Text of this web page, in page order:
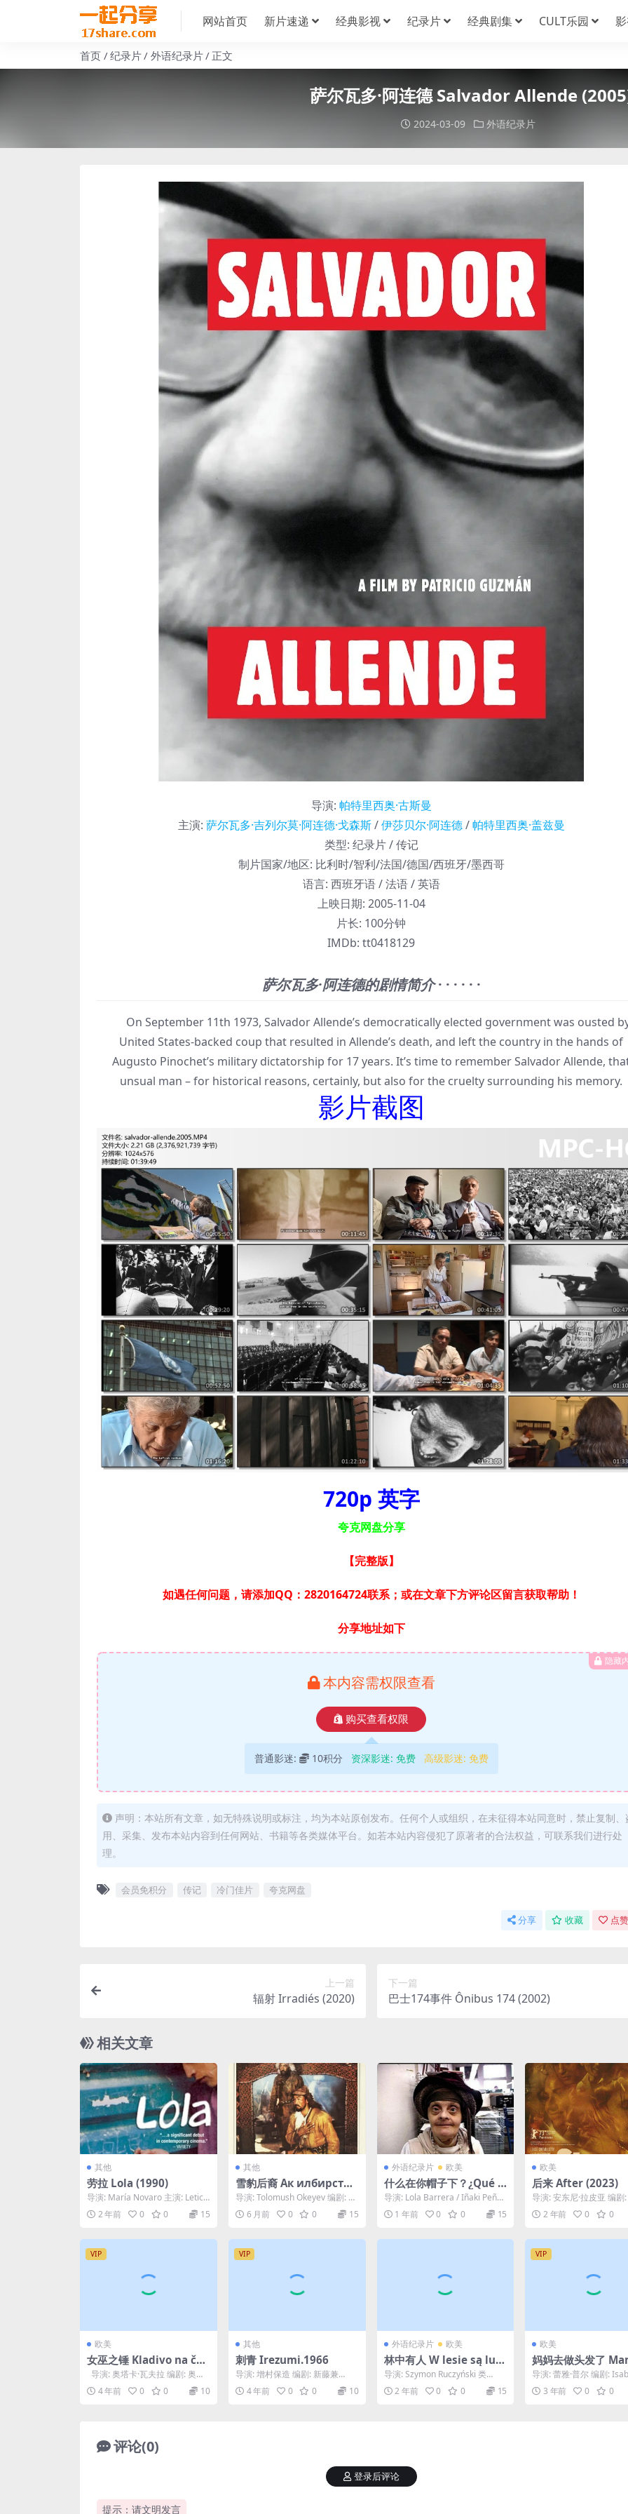
网站首页 新片速递 经典影视 纪录片 经典剧集 CULT乐园
首页 纪录片 外语纪录片 正文
萨尔瓦多·阿连德 Salvador Allende
2024-03-09 外语纪录片
导演: 帕特里西奥·古斯曼
主演: 萨尔瓦多·吉列尔莫·阿连德·戈森斯/伊莎贝尔·阿连德/帕特里西奥·盖兹曼
类型: 纪录片 / 传记
制片国家/地区: 比利时/智利/法国/德国/西班牙/墨西哥
语言: 西班牙语 / 法语 / 英语
上映日期: 2005-11-04
片长: 100分钟
IMDb: tt0418129
萨尔瓦多·阿连德的剧情简介· · · · · ·
On September 11th 1973, Salvador Allende’s democratically elected government was ousted
United States-backed coup that resulted in Allende’s death, and left the country in the hands of
Augusto Pinochet’s military dictatorship for 17 years. It’s time to remember Salvador Allende,
unsual man – for historical reasons, certainly, but also for the cruelty surrounding his memory.
影片截图
720p 英字
夸克网盘分享
【完整版】
如遇任何问题，请添加QQ：2820164724联系；或在文章下方评论区留言获取帮助！
分享地址如下
隐藏
本内容需权限查看
购买查看权限
普通影迷: 10积分 资深影迷: 免费 高级影迷: 免费
声明：本站所有文章，如无特殊说明或标注，均为本站原创发布。任何个人或组织，在未征得本站同意时，禁止复制、
用、采集、发布本站内容到任何网站、书籍等各类媒体平台。如若本站内容侵犯了原著者的合法权益，可联系我们进行处
理。
会员免积分 传记 冷门佳片 夸克网盘
分享 收藏 点
上一篇
辐射 Irradiés (2020)
下一篇
巴士174事件 Ônibus 174 (2002)
相关文章
其他
劳拉 Lola (1990)
导演: María Novaro 主演: Letici
a Huijara / M...
2 年前 0 0 15
其他
雪豹后裔 Ак илбирсти
тукуму (1985)
导演: Tolomush Okeyev 编剧: M
ar Bajdzhiyev /...
6 月前 0 0 15
外语纪录片 欧美
什么在你帽子下？¿Qué ti
enes debajo del sombr
ero.2006
导演: Lola Barrera / Iñaki Peñafi
el 编剧: Lo...
1 年前 0 0 15
欧美
后来 After (2023)
导演: 安东尼·拉皮亚 编剧
·拉皮亚 主演: 路易丝·舍
特 / 马...
2 年前 0 0
VIP
欧美
女巫之锤 Kladivo na čar
odějnice (1970)
导演: 奥塔卡·瓦夫拉 编剧: 奥塔
卡·瓦夫拉 / 埃斯特尔·克伦...
4 年前 0 0 10
VIP
其他
刺青 Irezumi.1966
导演: 增村保造 编剧: 新藤兼
人 / 谷崎润一郎 主演: 若尾文
子 / 长谷川...
4 年前 0 0 10
外语纪录片 欧美
林中有人 W lesie są lud
zie (2023)
导演: Szymon Ruczyński 类
型: 动画 / 纪录片 / 短片 制...
2 年前 0 0 15
VIP
欧美
妈妈去做头发了
est chez le
08)
导演: 蕾雅·普尔 编剧:
ébert 主演: 玛丽安·弗蒂...
3 年前 0 0
评论(0)
提示：请文明发言
登录后评论